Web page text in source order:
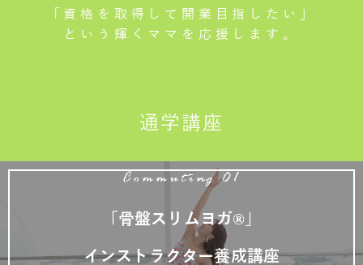
「資格を取得して開業目指したい」
という輝くママを応援します。
通学講座
Commuting 01
「骨盤スリムヨガ®」
インストラクター養成講座